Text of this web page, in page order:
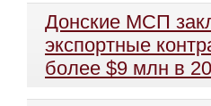
Донские МСП
экспортные
более $9 млн в